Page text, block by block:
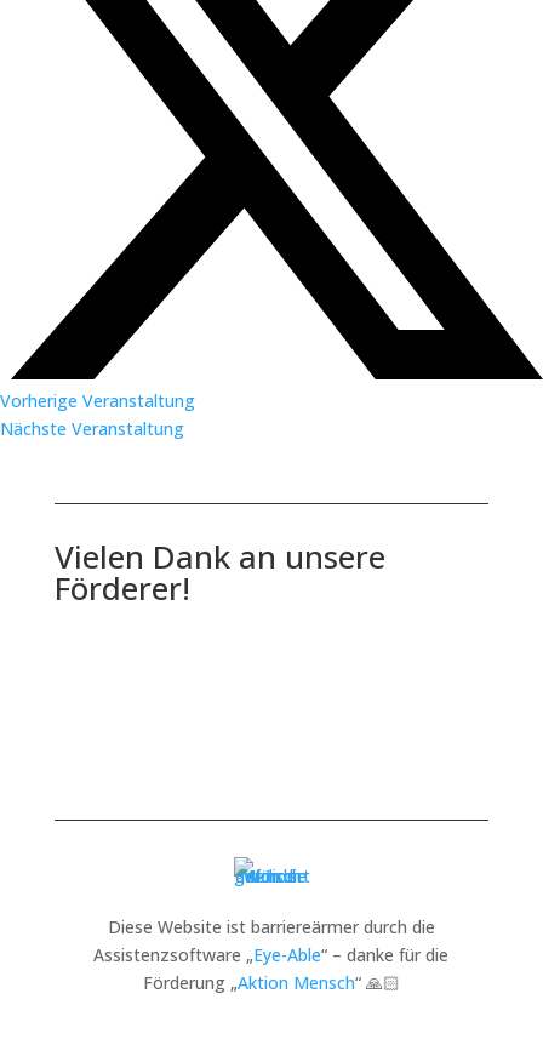
Vorherige Veranstaltung
Nächste Veranstaltung
Vielen Dank an unsere
Förderer!
Diese Website ist barriereärmer durch die
Assistenzsoftware „Eye-Able“ – danke für die
Förderung „Aktion Mensch“ 🙏🏻